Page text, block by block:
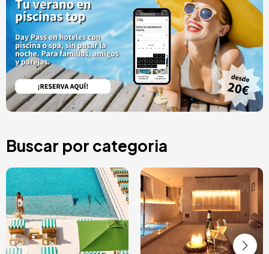
Buscar por categoria